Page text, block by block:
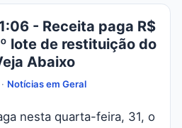
- Receita paga R$
lote de restituição do
Abaixo
· Notícias em Geral
nesta quarta-feira, 31, o